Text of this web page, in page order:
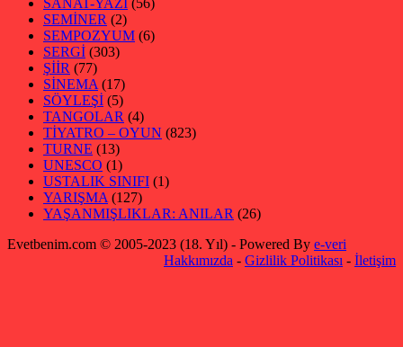
SEMİNER (2)
SEMPOZYUM (6)
SERGİ (303)
ŞİİR (77)
SİNEMA (17)
SÖYLEŞİ (5)
TANGOLAR (4)
TİYATRO – OYUN (823)
TURNE (13)
UNESCO (1)
USTALIK SINIFI (1)
YARIŞMA (127)
YAŞANMIŞLIKLAR: ANILAR (26)
Evetbenim.com © 2005-2023 (18. Yıl) - Powered By e-veri
Hakkımızda - Gizlilik Politikası - İletişim